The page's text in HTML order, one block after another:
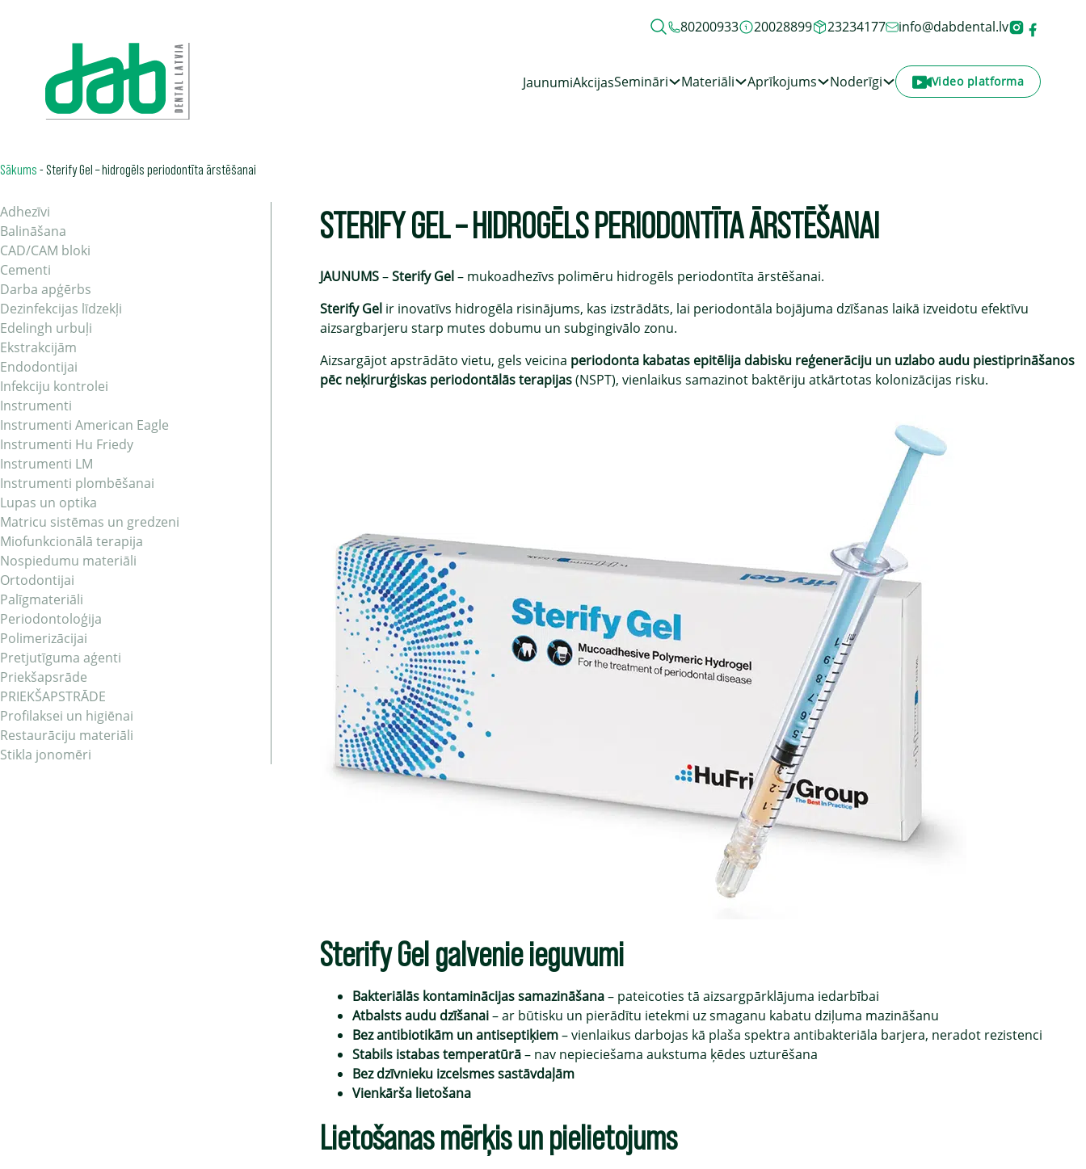
80200933 20028899 23234177 info@dabdental.lv
JaunumiAkcijasSemināri Materiāli Aprīkojums Noderīgi Video platforma
Sākums- Sterify Gel – hidrogēls periodontīta ārstēšanai
Adhezīvi
Balināšana
CAD/CAM bloki
Cementi
Darba apģērbs
Dezinfekcijas līdzekļi
Edelingh urbuļi
Ekstrakcijām
Endodontijai
Infekciju kontrolei
Instrumenti
Instrumenti American Eagle
Instrumenti Hu Friedy
Instrumenti LM
Instrumenti plombēšanai
Lupas un optika
Matricu sistēmas un gredzeni
Miofunkcionālā terapija
Nospiedumu materiāli
Ortodontijai
Palīgmateriāli
Periodontoloģija
Polimerizācijai
Pretjutīguma aģenti
Priekšapsrāde
PRIEKŠAPSTRĀDE
Profilaksei un higiēnai
Restaurāciju materiāli
Stikla jonomēri
STERIFY GEL – HIDROGĒLS PERIODONTĪTA ĀRSTĒŠANAI
JAUNUMS–Sterify Gel– mukoadhezīvs polimēru hidrogēls periodontīta ārstēšanai.
Sterify Gel ir inovatīvs hidrogēla risinājums, kas izstrādāts, lai periodontāla bojājuma dzīšanas laikā izveidotu efektīvu
aizsargbarjeru starp mutes dobumu un subgingivālo zonu.
Aizsargājot apstrādāto vietu, gels veicina periodonta kabatas epitēlija dabisku reģenerāciju un uzlabo audu piestiprināšanos
pēc neķirurģiskas periodontālās terapijas(NSPT), vienlaikus samazinot baktēriju atkārtotas kolonizācijas risku.
Sterify Gel galvenie ieguvumi
Bakteriālās kontaminācijas samazināšana– pateicoties tā aizsargpārklājuma iedarbībai
Atbalsts audu dzīšanai– ar būtisku un pierādītu ietekmi uz smaganu kabatu dziļuma mazināšanu
Bez antibiotikām un antiseptiķiem– vienlaikus darbojas kā plaša spektra antibakteriāla barjera, neradot rezistenci
Stabils istabas temperatūrā– nav nepieciešama aukstuma ķēdes uzturēšana
Bez dzīvnieku izcelsmes sastāvdaļām
Vienkārša lietošana
Lietošanas mērķis un pielietojums